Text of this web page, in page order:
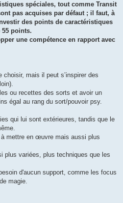
spéciales, tout comme Transit
pas acquises par défaut ; il faut, à
des points de caractéristiques
55 points.
une compétence en rapport avec
choisir, mais il peut s’inspirer des
ou recettes des sorts et avoir un
égal au rang du sort/pouvoir psy.
qui lui sont extérieures, tandis que le
mettre en œuvre mais aussi plus
plus variées, plus techniques que les
d'aucun support, comme les focus
magie.